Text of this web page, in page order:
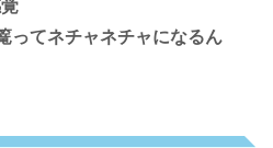
ってネチャネチャになるん